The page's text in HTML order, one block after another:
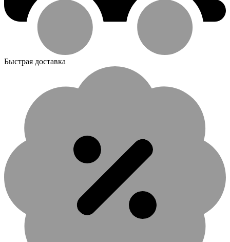
Быстрая доставка